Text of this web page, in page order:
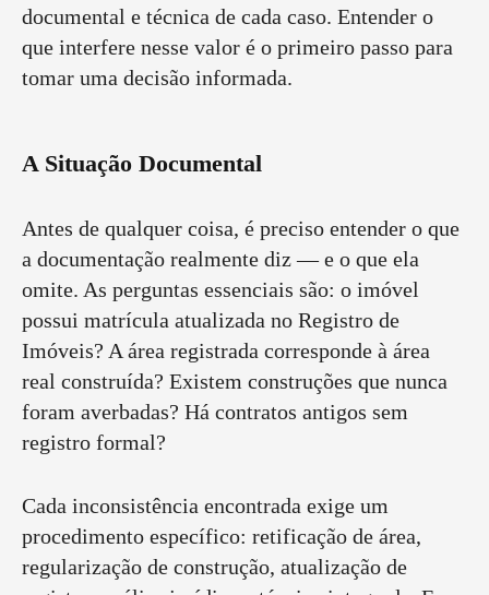
documental e técnica de cada caso. Entender o
que interfere nesse valor é o primeiro passo para
tomar uma decisão informada.
A Situação Documental
Antes de qualquer coisa, é preciso entender o que
a documentação realmente diz — e o que ela
omite. As perguntas essenciais são: o imóvel
possui matrícula atualizada no Registro de
Imóveis? A área registrada corresponde à área
real construída? Existem construções que nunca
foram averbadas? Há contratos antigos sem
registro formal?
Cada inconsistência encontrada exige um
procedimento específico: retificação de área,
regularização de construção, atualização de